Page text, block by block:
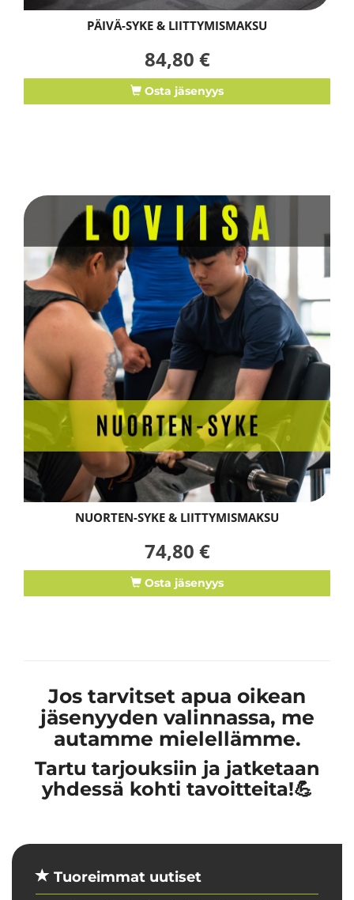
PÄIVÄ-SYKE & LIITTYMISMAKSU
84,80 €
Osta jäsenyys
NUORTEN-SYKE & LIITTYMISMAKSU
74,80 €
Osta jäsenyys
Jos tarvitset apua oikean
jäsenyyden valinnassa, me
autamme mielellämme.
Tartu tarjouksiin ja jatketaan
yhdessä kohti tavoitteita!💪
Tuoreimmat uutiset